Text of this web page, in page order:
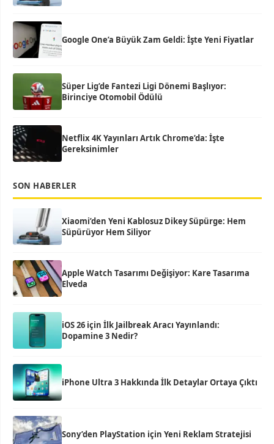
Google One’a Büyük Zam Geldi: İşte Yeni Fiyatlar
Süper Lig’de Fantezi Ligi Dönemi Başlıyor:
Birinciye Otomobil Ödülü
Netflix 4K Yayınları Artık Chrome’da: İşte
Gereksinimler
SON HABERLER
Xiaomi’den Yeni Kablosuz Dikey Süpürge: Hem
Süpürüyor Hem Siliyor
Apple Watch Tasarımı Değişiyor: Kare Tasarıma
Elveda
iOS 26 için İlk Jailbreak Aracı Yayınlandı:
Dopamine 3 Nedir?
iPhone Ultra 3 Hakkında İlk Detaylar Ortaya Çıktı
Sony’den PlayStation için Yeni Reklam Stratejisi